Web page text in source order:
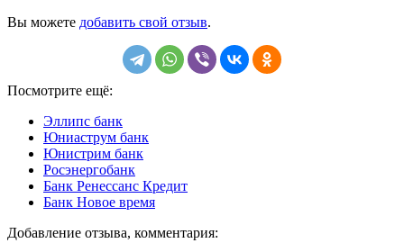
Вы можете добавить свой отзыв.
Посмотрите ещё:
Эллипс банк
Юниаструм банк
Юнистрим банк
Росэнергобанк
Банк Ренессанс Кредит
Банк Новое время
Добавление отзыва, комментария: